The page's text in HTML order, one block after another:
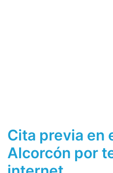
Cita previa en
Alcorcón por